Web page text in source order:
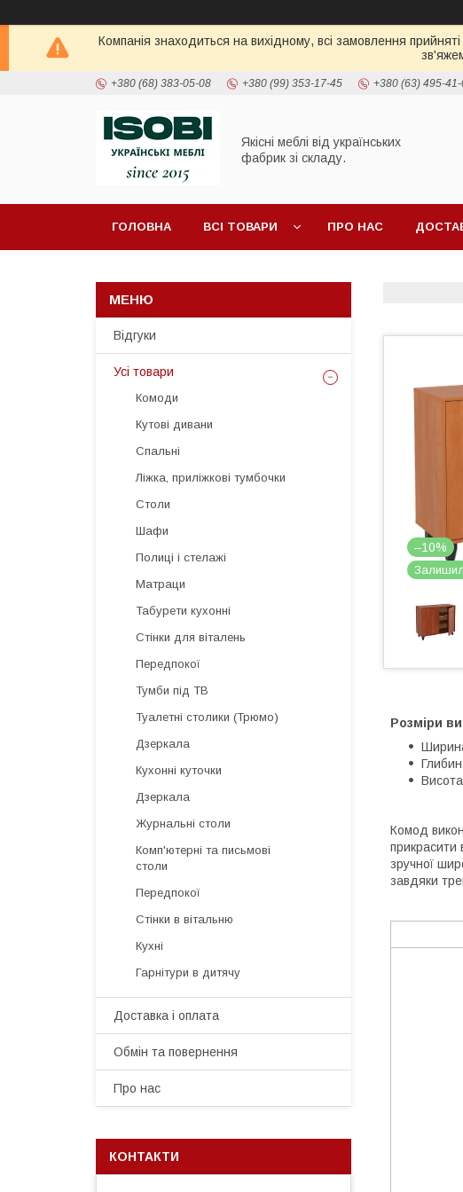
Компанія знаходиться на вихідному, всі замовлення
+380 (68) 383-05-08 +380 (99) 353-17-45 +380 (63) 495-
Якісні меблі від українських
фабрик зі складу.
ГОЛОВНА ВСІ ТОВАРИ ПРО НАС
–10%
Розміри
Комод
прикрасити
зручної
завдяки
Відгуки
Усі товари
Комоди
Кутові дивани
Спальні
Ліжка, приліжкові тумбочки
Столи
Шафи
Полиці і стелажі
Матраци
Табурети кухонні
Стінки для віталень
Передпокої
Тумби під ТВ
Туалетні столики (Трюмо)
Дзеркала
Кухонні куточки
Дзеркала
Журнальні столи
Комп'ютерні та письмові
столи
Передпокої
Стінки в вітальню
Кухні
Гарнітури в дитячу
Доставка і оплата
Обмін та повернення
Про нас
КОНТАКТИ